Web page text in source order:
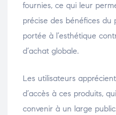
fournies, ce qui leur
précise des bénéfices du
portée à l’esthétique
d’achat globale.
Les utilisateurs
d’accès à ces produits,
convenir à un large